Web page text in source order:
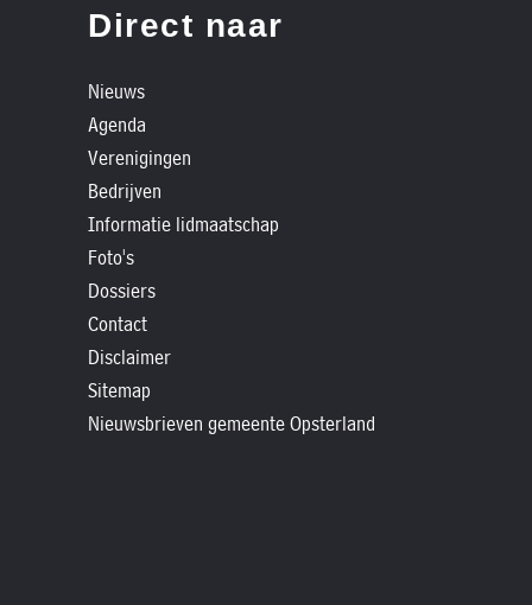
Direct naar
Nieuws
Agenda
Verenigingen
Bedrijven
Informatie lidmaatschap
Foto's
Dossiers
Contact
Disclaimer
Sitemap
Nieuwsbrieven gemeente Opsterland
Historische
Dossiers
Contact
Nieuwsbrieven
gemeente
Opsterland